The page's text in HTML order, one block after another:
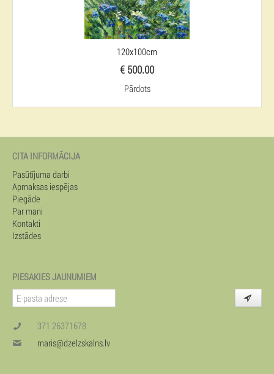
120x100cm
€ 500.00
Pārdots
CITA INFORMĀCIJA
Pasūtījuma darbi
Apmaksas iespējas
Piegāde
Par mani
Kontakti
Izstādes
PIESAKIES JAUNUMIEM
371 26371678
maris@dzelzskalns.lv